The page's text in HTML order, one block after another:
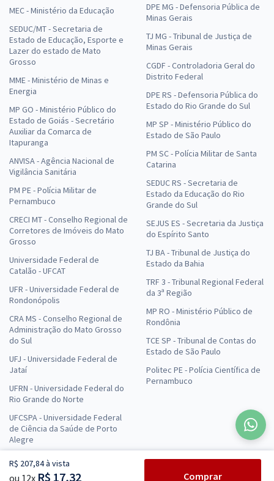
R$ 207,84 à vista
ou 12x R$ 17,32 Comprar
MEC - Ministério da Educação
SEDUC/MT - Secretaria de
Estado de Educação, Esporte e
Lazer do estado de Mato
Grosso
MME - Ministério de Minas e
Energia
MP GO - Ministério Público do
Estado de Goiás - Secretário
Auxiliar da Comarca de
Itapuranga
ANVISA - Agência Nacional de
Vigilância Sanitária
PM PE - Polícia Militar de
Pernambuco
CRECI MT - Conselho Regional de
Corretores de Imóveis do Mato
Grosso
Universidade Federal de
Catalão - UFCAT
UFR - Universidade Federal de
Rondonópolis
CRA MS - Conselho Regional de
Administração do Mato Grosso
do Sul
UFJ - Universidade Federal de
Jataí
UFRN - Universidade Federal do
Rio Grande do Norte
UFCSPA - Universidade Federal
de Ciência da Saúde de Porto
Alegre
DPE MG - Defensoria Pública de
Minas Gerais
TJ MG - Tribunal de Justiça de
Minas Gerais
CGDF - Controladoria Geral do
Distrito Federal
DPE RS - Defensoria Pública do
Estado do Rio Grande do Sul
MP SP - Ministério Público do
Estado de São Paulo
PM SC - Polícia Militar de Santa
Catarina
SEDUC RS - Secretaria de
Estado da Educação do Rio
Grande do Sul
SEJUS ES - Secretaria da Justiça
do Espírito Santo
TJ BA - Tribunal de Justiça do
Estado da Bahia
TRF 3 - Tribunal Regional Federal
da 3ª Região
MP RO - Ministério Público de
Rondônia
TCE SP - Tribunal de Contas do
Estado de São Paulo
Politec PE - Polícia Científica de
Pernambuco